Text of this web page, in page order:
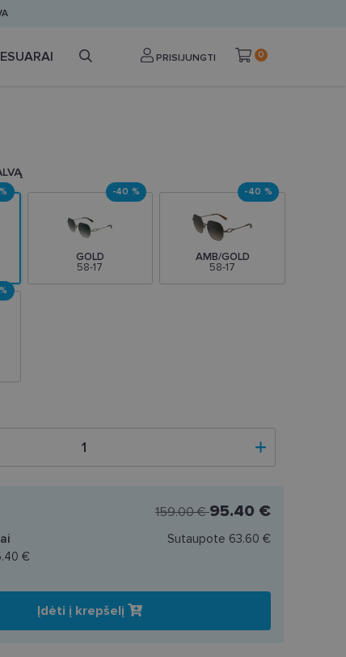
PRISIJUNGTI 0
GOLD
58-17
-40 %
AMB/GOLD
58-17
-40 %
159.00 €95.40 €
€
Sutaupote 63.60 €
Įdėti į krepšelį